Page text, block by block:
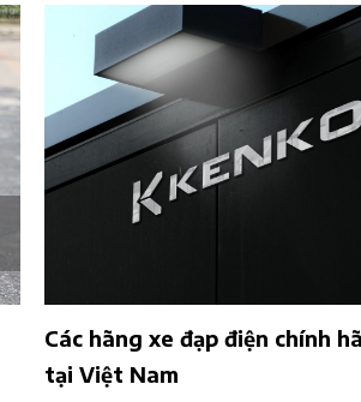
Các hãng xe đạp điện chính
tại Việt Nam